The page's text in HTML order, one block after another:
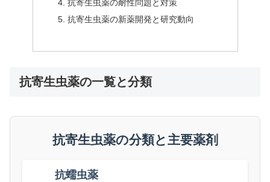
抗寄生虫薬の耐性問題と対策
抗寄生虫薬の新薬開発と研究動向
抗寄生虫薬の一覧と分類
抗寄生虫薬の分類と主要薬剤
抗蠕虫薬